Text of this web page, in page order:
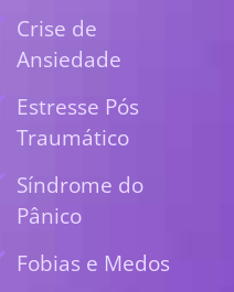
Crise de
Ansiedade
Estresse Pós
Traumático
Síndrome do
Pânico
Fobias e Medos